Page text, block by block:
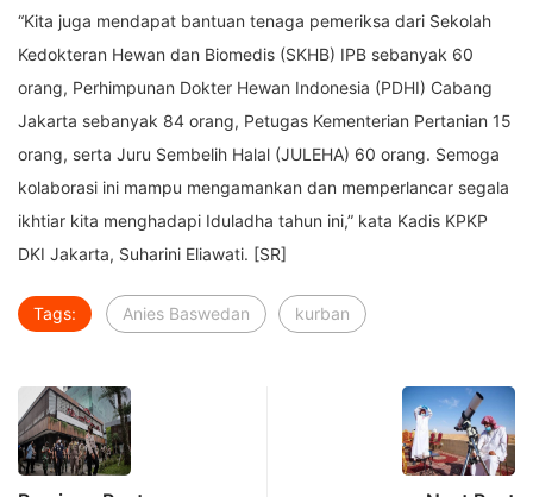
“Kita juga mendapat bantuan tenaga pemeriksa dari Sekolah
Kedokteran Hewan dan Biomedis (SKHB) IPB sebanyak 60
orang, Perhimpunan Dokter Hewan Indonesia (PDHI) Cabang
Jakarta sebanyak 84 orang, Petugas Kementerian Pertanian 15
orang, serta Juru Sembelih Halal (JULEHA) 60 orang. Semoga
kolaborasi ini mampu mengamankan dan memperlancar segala
ikhtiar kita menghadapi Iduladha tahun ini,” kata Kadis KPKP
DKI Jakarta, Suharini Eliawati. [SR]
Tags: Anies Baswedan kurban